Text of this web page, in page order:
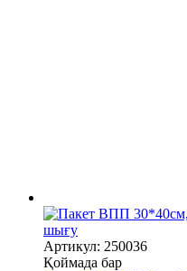
шығу
Артикул: 250036
Қоймада бар